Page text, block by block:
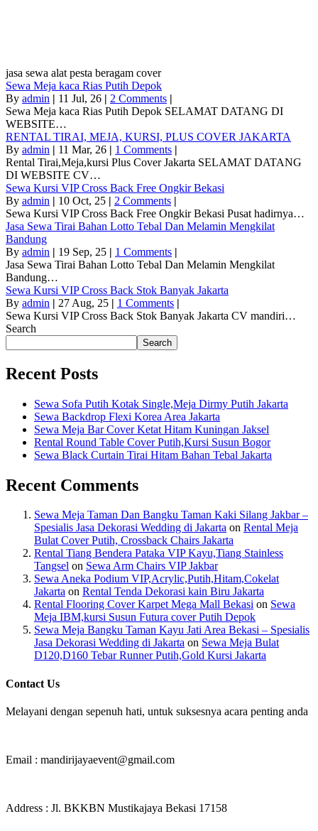
jasa sewa alat pesta beragam cover
Sewa Meja kaca Rias Putih Depok
By admin | 11 Jul, 26 | 2 Comments |
Sewa Meja kaca Rias Putih Depok SELAMAT DATANG DI
WEBSITE…
RENTAL TIRAI, MEJA, KURSI, PLUS COVER JAKARTA
By admin | 11 Mar, 26 | 1 Comments |
Rental Tirai,Meja,kursi Plus Cover Jakarta SELAMAT DATANG
DI WEBSITE CV…
Sewa Kursi VIP Cross Back Free Ongkir Bekasi
By admin | 10 Oct, 25 | 2 Comments |
Sewa Kursi VIP Cross Back Free Ongkir Bekasi Pusat hadirnya…
Jasa Sewa Tirai Bahan Lotto Tebal Dan Melamin Mengkilat
Bandung
By admin | 19 Sep, 25 | 1 Comments |
Jasa Sewa Tirai Bahan Lotto Tebal Dan Melamin Mengkilat
Bandung…
Sewa Kursi VIP Cross Back Stok Banyak Jakarta
By admin | 27 Aug, 25 | 1 Comments |
Sewa Kursi VIP Cross Back Stok Banyak Jakarta CV mandiri…
Search
Search
Recent Posts
Sewa Sofa Putih Kotak Single,Meja Dirmy Putih Jakarta
Sewa Backdrop Flexi Korea Area Jakarta
Sewa Meja Bar Cover Ketat Hitam Kuningan Jaksel
Rental Round Table Cover Putih,Kursi Susun Bogor
Sewa Black Curtain Tirai Hitam Bahan Tebal Jakarta
Recent Comments
Sewa Meja Taman Dan Bangku Taman Kaki Silang Jakbar –
Spesialis Jasa Dekorasi Wedding di Jakarta on Rental Meja
Bulat Cover Putih, Crossback Chairs Jakarta
Rental Tiang Bendera Pataka VIP Kayu,Tiang Stainless
Tangsel on Sewa Arm Chairs VIP Jakbar
Sewa Aneka Podium VIP,Acrylic,Putih,Hitam,Cokelat
Jakarta on Rental Tenda Dekorasi kain Biru Jakarta
Rental Flooring Cover Karpet Mega Mall Bekasi on Sewa
Meja IBM,kursi Susun Futura cover Putih Depok
Sewa Meja Bangku Taman Kayu Jati Area Bekasi – Spesialis
Jasa Dekorasi Wedding di Jakarta on Sewa Meja Bulat
D120,D160 Tebar Runner Putih,Gold Kursi Jakarta
Contact Us
Melayani dengan sepenuh hati, untuk suksesnya acara penting anda
Email : mandirijayaevent@gmail.com
Address : Jl. BKKBN Mustikajaya Bekasi 17158